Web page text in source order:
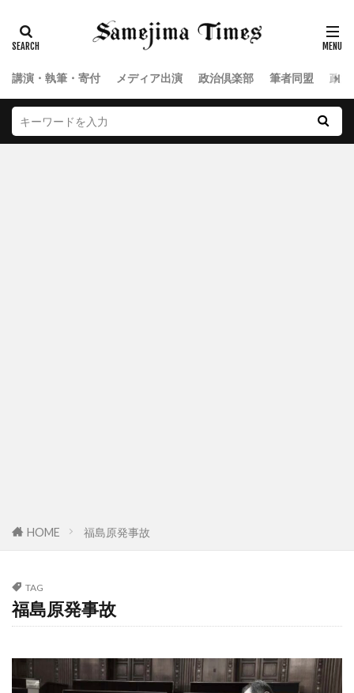
講演・執筆・寄付 メディア出演 政治倶楽部 筆者同盟 政
HOME 福島原発事故
TAG
福島原発事故